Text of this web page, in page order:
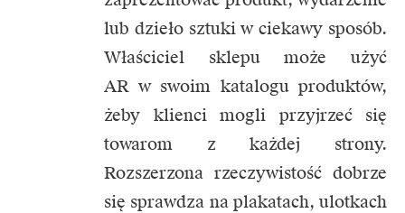
lub dzieło sztuki w ciekawy sposób.
Właściciel sklepu może użyć
AR w swoim katalogu produktów,
żeby klienci mogli przyjrzeć się
towarom z każdej strony.
Rozszerzona rzeczywistość dobrze
się sprawdza na plakatach, ulotkach